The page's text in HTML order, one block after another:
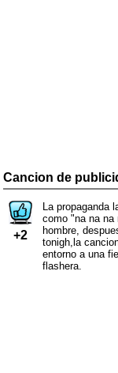
Cancion de
+2
La propaganda
como "na na na
hombre,
tonigh,la
entorno a una
flashera.